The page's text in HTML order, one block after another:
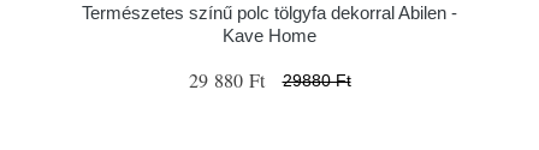
Természetes színű polc tölgyfa dekorral Abilen -
Kave Home
29 880 Ft 29880 Ft